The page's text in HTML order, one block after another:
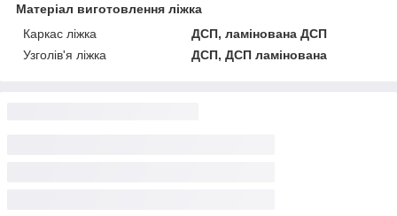
Матеріал виготовлення ліжка
Каркас ліжка
ДСП, ламінована ДСП
Узголів'я ліжка
ДСП, ДСП ламінована